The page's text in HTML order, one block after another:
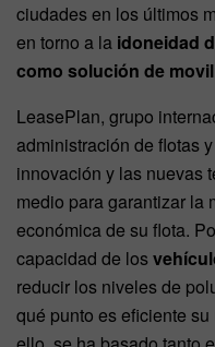
ciudades en los últimos
en torno a la idoneidad
como solución de
LeasePlan, grupo
administración de flotas
innovación y las nuevas
medio para garantizar la
económica de su flota.
capacidad de los
reducir los niveles de
qué punto es eficiente